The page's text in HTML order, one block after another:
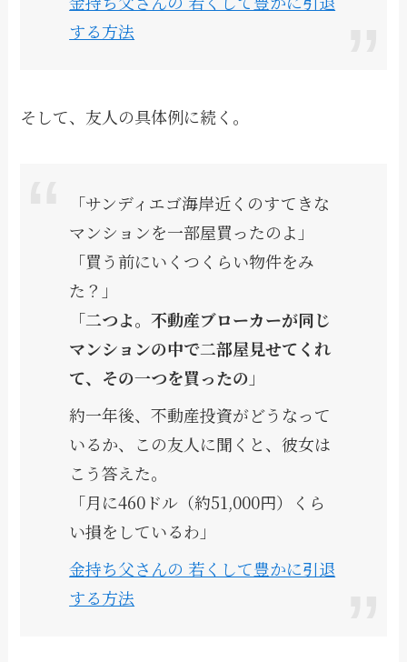
する方法
そして、友人の具体例に続く。
「サンディエゴ海岸近くのすてきな
マンションを一部屋買ったのよ」
「買う前にいくつくらい物件をみ
た？」
「二つよ。不動産ブローカーが同じ
マンションの中で二部屋見せてくれ
て、その一つを買ったの 」
約一年後、不動産投資がどうなって
いるか、この友人に聞くと、彼女は
こう答えた。
「月に460ドル（約51,000円）くら
い損をしているわ」
金持ち父さんの 若くして豊かに引退
する方法